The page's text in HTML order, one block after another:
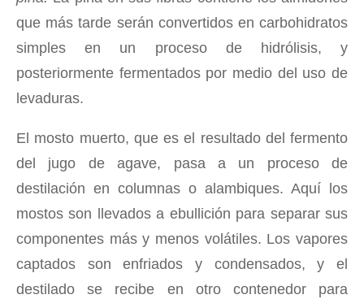
que más tarde serán convertidos en carbohidratos
simples en un proceso de hidrólisis, y
posteriormente fermentados por medio del uso de
levaduras.
El mosto muerto, que es el resultado del fermento
del jugo de agave, pasa a un proceso de
destilación en columnas o alambiques. Aquí los
mostos son llevados a ebullición para separar sus
componentes más y menos volátiles. Los vapores
captados son enfriados y condensados, y el
destilado se recibe en otro contenedor para